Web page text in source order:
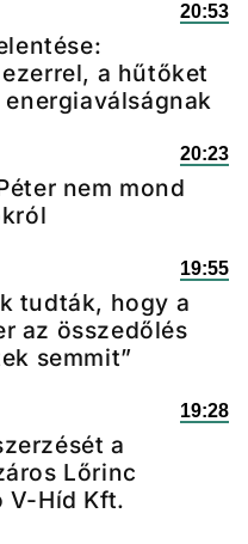
20:53
a hűtőket
20:23
nem mond
19:55
tudták, hogy a
az összedőlés
semmit”
19:28
a
Lőrinc
V-Híd Kft.